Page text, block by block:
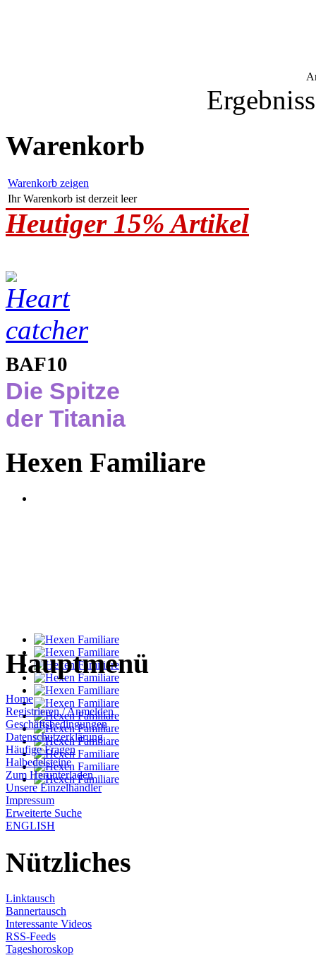
Warenkorb
Warenkorb zeigen
Ihr Warenkorb ist derzeit leer
Heutiger 15% Artikel
BAF10
Die Spitze
der Titania
Hexen Familiare
Hauptmenü
Home
Registrieren / Anmelden
Geschäftsbedingungen
Datenschutzerklärung
Häufige Fragen
Halbedelsteine
Zum Herunterladen
Unsere Einzelhändler
Impressum
Erweiterte Suche
ENGLISH
Nützliches
Linktausch
Bannertausch
Interessante Videos
RSS-Feeds
Tageshoroskop